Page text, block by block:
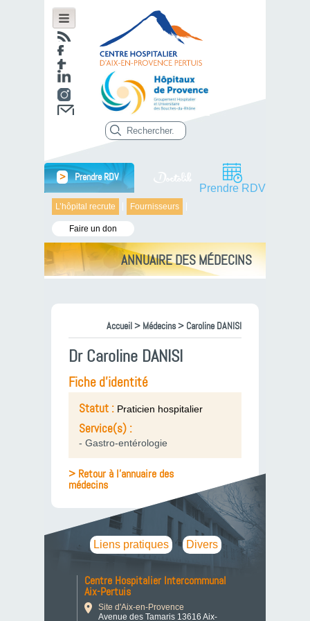
L’hôpital recrute Fournisseurs
Faire un don
> Prendre RDV
Prendre RDV
ANNUAIRE DES MÉDECINS
Accueil> Médecins> Caroline DANISI
Dr Caroline DANISI
Fiche d'identité
Statut : Praticien hospitalier
Service(s) :
- Gastro-entérologie
> Retour à l'annuaire des
médecins
Liens pratiques Divers
Centre Hospitalier Intercommunal
Aix-Pertuis
Site d'Aix-en-Provence
Avenue des Tamaris 13616 Aix-